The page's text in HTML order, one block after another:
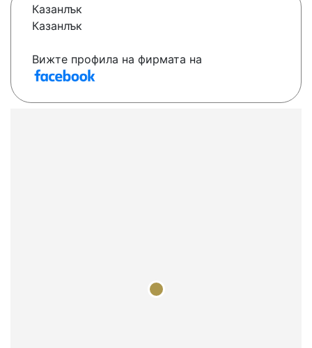
Казанлък
Казанлък
Вижте профила на фирмата на